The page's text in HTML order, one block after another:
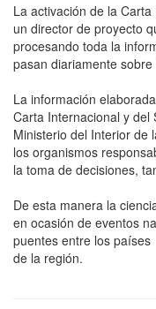
La activación de la
un director de proyecto
procesando toda la
pasan diariamente
La información
Carta Internacional y del
Ministerio del Interior de
los organismos
la toma de decisiones,
De esta manera la
en ocasión de eventos
puentes entre los países
de la región.